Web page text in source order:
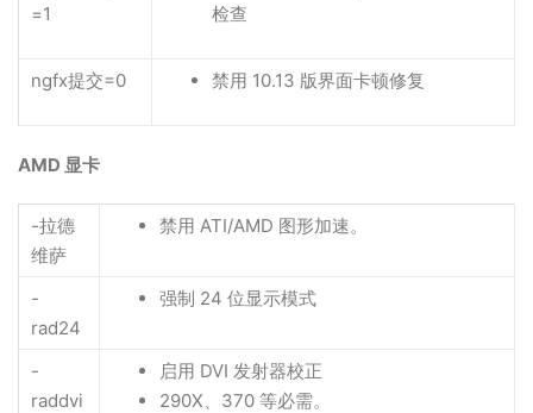
=1
检查
ngfx提交=0 禁用 10.13 版界面卡顿修复
AMD 显卡
-拉德
维萨
禁用 ATI/AMD 图形加速。
-
rad24
强制 24 位显示模式
-
raddvi
启用 DVI 发射器校正
290X、370 等必需。